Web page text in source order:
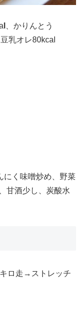
、かりんとう
乳オレ80kcal
にく味噌炒め、野菜
甘酒少し、炭酸水
ロ走→ストレッチ